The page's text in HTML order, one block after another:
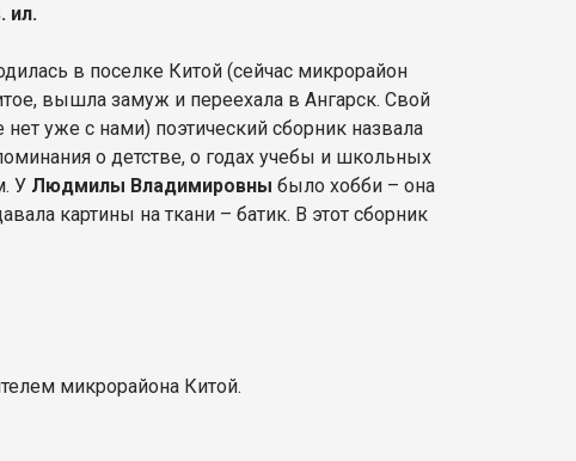
ил.
в поселке Китой (сейчас микрорайон
вышла замуж и переехала в Ангарск. Свой
уже с нами) поэтический сборник назвала
о детстве, о годах учебы и школьных
У Людмилы Владимировны было хобби – она
картины на ткани – батик. В этот сборник
микрорайона Китой.